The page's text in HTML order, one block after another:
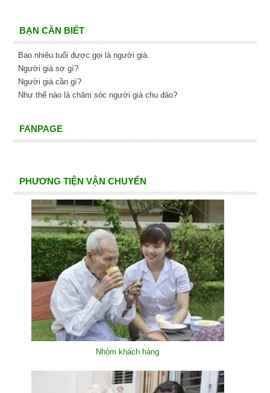
BẠN CẦN BIẾT
Bao nhiêu tuổi được gọi là người già.
Người già sợ gì?
Người già cần gì?
Như thế nào là chăm sóc người già chu đáo?
FANPAGE
PHƯƠNG TIỆN VẬN CHUYỂN
Nhóm khách hàng